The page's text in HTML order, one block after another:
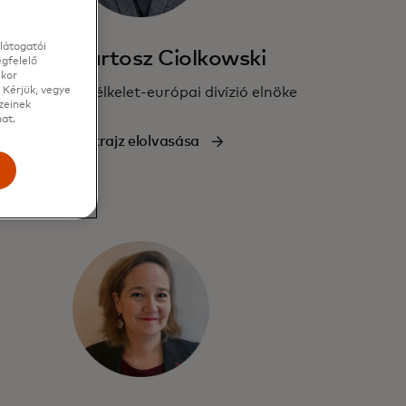
Bartosz Ciolkowski
A délkelet-európai divízió elnöke
Életrajz elolvasása
vegye